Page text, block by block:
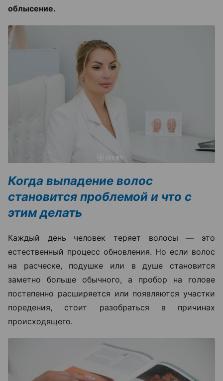
облысение.
Когда выпадение волос
становится проблемой и что с
этим делать
Каждый день человек теряет волосы — это
естественный процесс обновления. Но если волос
на расческе, подушке или в душе становится
заметно больше обычного, а пробор на голове
постепенно расширяется или появляются участки
поредения, стоит разобраться в причинах
происходящего.